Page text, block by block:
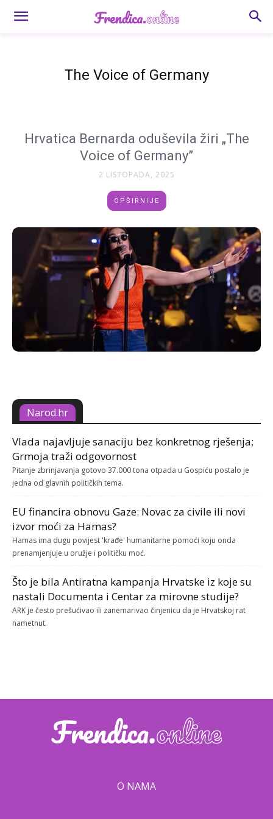
The Voice of Germany
Hrvatica Bernarda oduševila žiri „The
Voice of Germany”
2 LISTOPADA, 2025
OPŠIRNIJE
Narod.hr
Vlada najavljuje sanaciju bez konkretnog rješenja;
Grmoja traži odgovornost
Pitanje zbrinjavanja gotovo 37.000 tona otpada u Gospiću postalo je
jedna od glavnih političkih tema.
EU financira obnovu Gaze: Novac za civile ili novi
izvor moći za Hamas?
Hamas ima dugu povijest 'krađe' humanitarne pomoći koju onda
prenamjenjuje u oružje i političku moć.
Što je bila Antiratna kampanja Hrvatske iz koje su
nastali Documenta i Centar za mirovne studije?
ARK je često prešućivao ili zanemarivao činjenicu da je Hrvatskoj rat
nametnut.
O NAMA